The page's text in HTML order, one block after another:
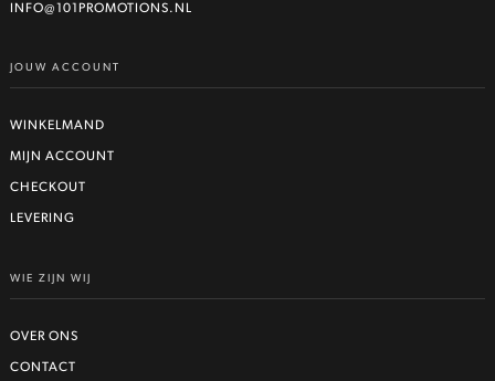
worden
INFO@101PROMOTIONS.NL
JOUW ACCOUNT
WINKELMAND
MIJN ACCOUNT
CHECKOUT
LEVERING
WIE ZIJN WIJ
OVER ONS
CONTACT